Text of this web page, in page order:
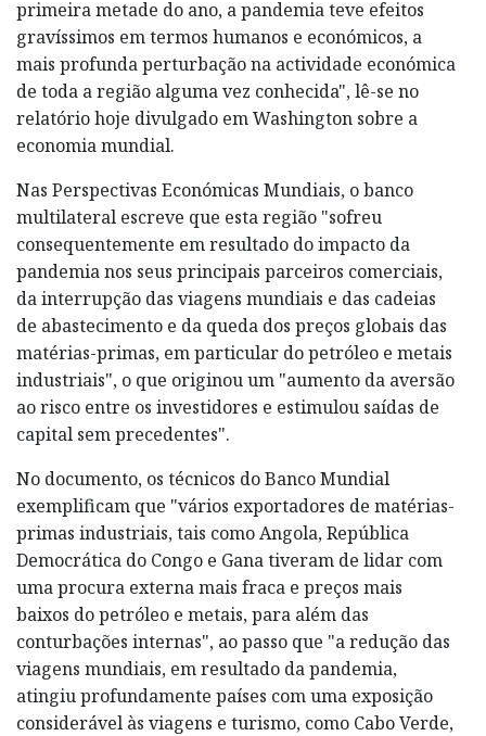
primeira metade do ano, a pandemia teve efeitos
gravíssimos em termos humanos e económicos, a
mais profunda perturbação na actividade económica
de toda a região alguma vez conhecida", lê-se no
relatório hoje divulgado em Washington sobre a
economia mundial.
Nas Perspectivas Económicas Mundiais, o banco
multilateral escreve que esta região "sofreu
consequentemente em resultado do impacto da
pandemia nos seus principais parceiros comerciais,
da interrupção das viagens mundiais e das cadeias
de abastecimento e da queda dos preços globais das
matérias-primas, em particular do petróleo e metais
industriais", o que originou um "aumento da aversão
ao risco entre os investidores e estimulou saídas de
capital sem precedentes".
No documento, os técnicos do Banco Mundial
exemplificam que "vários exportadores de matérias-
primas industriais, tais como Angola, República
Democrática do Congo e Gana tiveram de lidar com
uma procura externa mais fraca e preços mais
baixos do petróleo e metais, para além das
conturbações internas", ao passo que "a redução das
viagens mundiais, em resultado da pandemia,
atingiu profundamente países com uma exposição
considerável às viagens e turismo, como Cabo Verde,